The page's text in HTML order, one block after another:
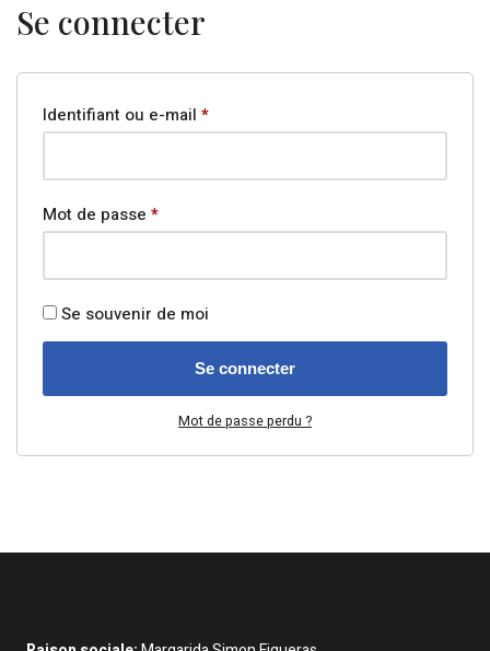
Se connecter
Identifiant ou e-mail *
Mot de passe *
Se souvenir de moi
Se connecter
Mot de passe perdu ?